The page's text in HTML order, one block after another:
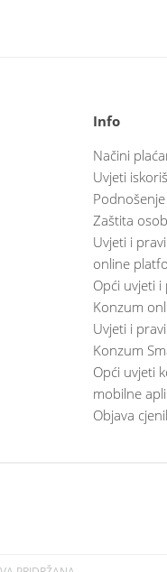
Info
Načini
Uvjeti
Zaštita
Uvjeti i
online
Opći uvjeti i
Konzum
Uvjeti i
Konzum
Opći uvjeti
mobilne
Objava